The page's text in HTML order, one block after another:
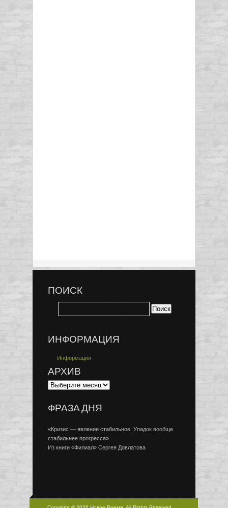
ПОИСК
ИНФОРМАЦИЯ
Информация
АРХИВ
ФРАЗА ДНЯ
«Кризис — явление стабильное. Упадок вообще
стабильнее прогресса»
Из книги «Филиал» Сергея Довлатова